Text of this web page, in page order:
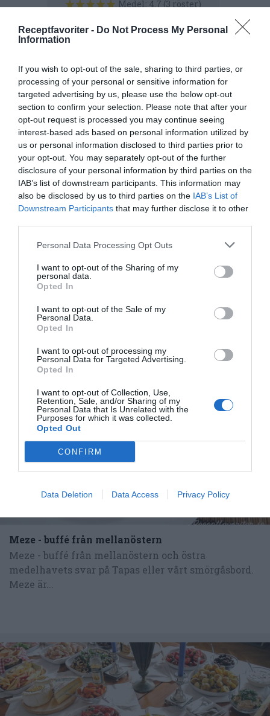
Receptfavoriter - Do Not Process My Personal
Information
If you wish to opt-out of the sale, sharing to third parties, or
processing of your personal or sensitive information for
targeted advertising by us, please use the below opt-out
section to confirm your selection. Please note that after your
opt-out request is processed you may continue seeing
interest-based ads based on personal information utilized by
us or personal information disclosed to third parties prior to
your opt-out. You may separately opt-out of the further
disclosure of your personal information by third parties on the
IAB’s list of downstream participants. This information may
also be disclosed by us to third parties on the IAB’s List of
Downstream Participants that may further disclose it to other
Personal Data Processing Opt Outs
I want to opt-out of the Sharing of my
personal data.
Opted In
I want to opt-out of the Sale of my
Personal Data.
Opted In
I want to opt-out of processing my
Personal Data for Targeted Advertising.
Opted In
I want to opt-out of Collection, Use,
Retention, Sale, and/or Sharing of my
Personal Data that Is Unrelated with the
Purposes for which it was collected.
Opted Out
CONFIRM
Data Deletion Data Access Privacy Policy
Medel: 4.7 (3 röster)
Uppskattat näringsvärde per portion:
Publicerat: 2012-08-28,Uppdaterat: 2024-07-26
Författare:Henrik
Mattsson
Jag är matskribent samt kock
med en fil. kand i
Måltidsvetenskap från
restauranghögskolan i Grythyttan. På denna sida
delar jag med mig av tusentals olika recept för alla
smaker - noviser som hemmakockar. Alla recept
har jag provlagat, skrivit och fotat så att du ska
kunna laga dem med bästa resultat hemma. Läs mer
om mig.
Tillbehör och liknande:
Meze - buffé från mellanöstern
Meze - buffé från mellanöstern och östra
medelhavets svar på Tapas eller vårt smörgåsbord.
Meze är...